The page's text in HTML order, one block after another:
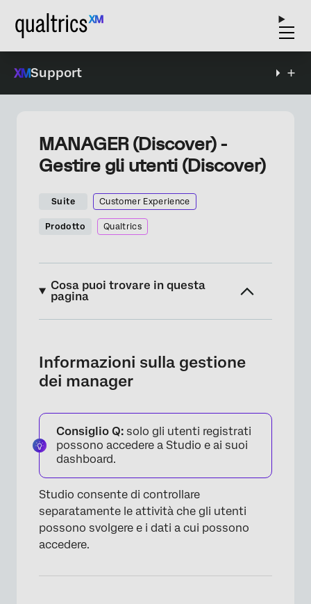
Support
MANAGER (Discover) -
Gestire gli utenti (Discover)
Suite Customer Experience
Prodotto Qualtrics
Cosa puoi trovare in questa
pagina
Permessi dell’utente
Accesso ai dati dell’utente
Gruppi
Modifica di un account utente
utente
Esportazione di utenti in Microsoft Excel
Rimozione di un account utente
Informazioni sulla gestione
dei manager
Consiglio Q: solo gli utenti registrati
possono accedere a Studio e ai suoi
dashboard.
Studio consente di controllare
separatamente le attività che gli utenti
possono svolgere e i dati a cui possono
accedere.